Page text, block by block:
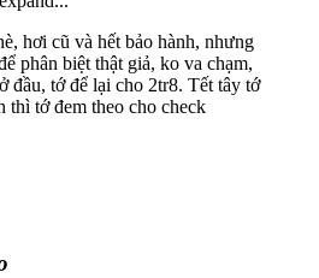
hơi cũ và hết bảo hành, nhưng
phân biệt thật giả, ko va chạm,
đầu, tớ để lại cho 2tr8. Tết tây tớ
thì tớ đem theo cho check